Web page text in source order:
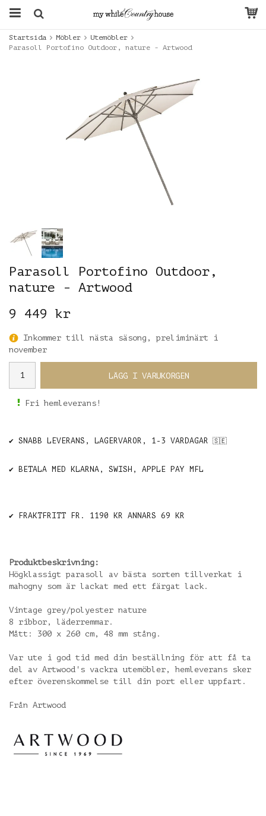
Startsida Möbler
Utemöbler
Parasoll Portofino Outdoor, nature - Artwood
Parasoll Portofino Outdoor,
nature - Artwood
9 449 kr
Inkommer till nästa säsong, preliminärt i
november
LÄGG I VARUKORGEN
Fri hemleverans!
✔️ SNABB LEVERANS, LAGERVAROR, 1-3 VARDAGAR 🇸🇪
✔️ BETALA MED KLARNA, SWISH, APPLE PAY MFL
✔️ FRAKTFRITT FR. 1190 KR ANNARS 69 KR
Produktbeskrivning:
Högklassigt parasoll av bästa sorten tillverkat i
mahogny som är lackat med ett färgat lack.
Vintage grey/polyester nature
8 ribbor, läderremmar.
Mått: 300 x 260 cm, 48 mm stång.
Var ute i god tid med din beställning för att få ta
del av Artwood's vackra utemöbler, hemleverans sker
efter överenskommelse till din port eller uppfart.
Från Artwood